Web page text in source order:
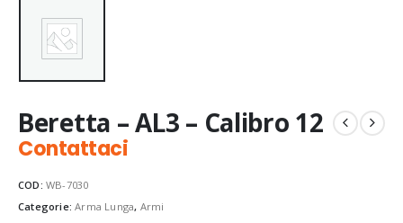
Beretta – AL3 – Calibro 12
Contattaci
COD: WB-7030
Categorie:Arma Lunga, Armi